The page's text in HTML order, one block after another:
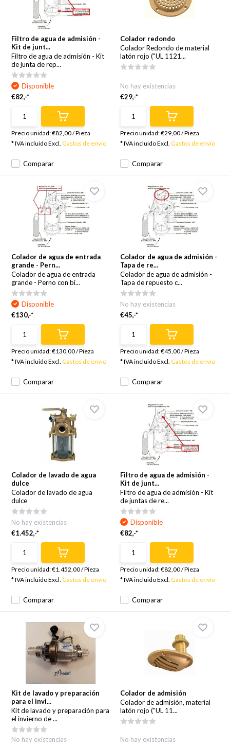
Filtro de agua de admisión -
Kit de junt...
Filtro de agua de admisión - Kit
de junta de rep...
Comparar
Disponible
€82,-*
Precio unidad:€82,00/Pieza
* IVA incluido Excl.Gastos de envío
Colador redondo
Colador Redondo de material
latón rojo ("UL 1121...
Comparar
No hay existencias
€29,-*
Precio unidad:€29,00/Pieza
* IVA incluido Excl. Gastos de envío
Colador de agua de entrada
grande - Pern...
Colador de agua de entrada
grande - Perno con bi...
Comparar
Disponible
€130,-*
Precio unidad:€130,00/Pieza
* IVA incluido Excl.Gastos de envío
Colador de agua de admisión -
Tapa de re...
Colador de agua de admisión -
Tapa de repuesto c...
Comparar
No hay existencias
€45,-*
Precio unidad:€45,00/Pieza
* IVA incluido Excl. Gastos de envío
Colador de lavado de agua
dulce
Colador de lavado de agua
dulce
Comparar
No hay existencias
€1.452,-*
Precio unidad:€1.452,00/Pieza
* IVA incluido Excl.Gastos de envío
Filtro de agua de admisión -
Kit de junt...
Filtro de agua de admisión - Kit
de juntas de re...
Comparar
Disponible
€82,-*
Precio unidad:€82,00/Pieza
* IVA incluido Excl. Gastos de envío
Kit de lavado y preparación
para el invi...
Kit de lavado y preparación para
el invierno de ...
No hay existencias
Colador de admisión
Colador de admisión, material
latón rojo ("UL 11...
No hay existencias